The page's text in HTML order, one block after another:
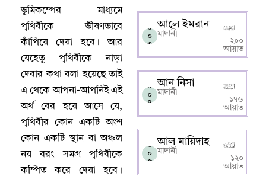
ভূমিকম্পের মাধ্যমে
পৃথিবীকে ভীষণভাবে
কাঁপিয়ে দেয়া হবে। আর
যেহেতু পৃথিবীকে নাড়া
দেবার কথা বলা হয়েছে তাই
এ থেকে আপনা-আপনিই এই
অর্থ বের হয়ে আসে যে,
পৃথিবীর কোন একটি অংশ
কোন একটি স্থান বা অঞ্চল
নয় বরং সমগ্র পৃথিবীকে
কম্পিত করে দেয়া হবে ।
০
০
৩
আলে ইমরান
মাদানী
২০০
আয়াত
০
০
৪
আন নিসা
মাদানী
১৭৬
আয়াত
০
০
৫
আল মায়িদাহ
মাদানী
১২০
আয়াত